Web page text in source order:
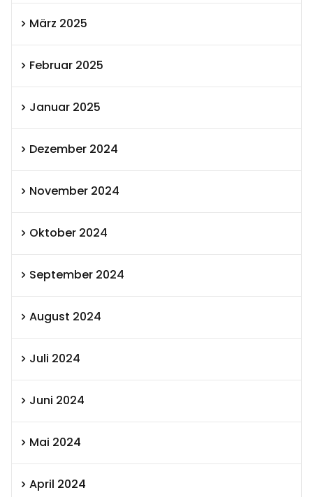
März 2025
Februar 2025
Januar 2025
Dezember 2024
November 2024
Oktober 2024
September 2024
August 2024
Juli 2024
Juni 2024
Mai 2024
April 2024